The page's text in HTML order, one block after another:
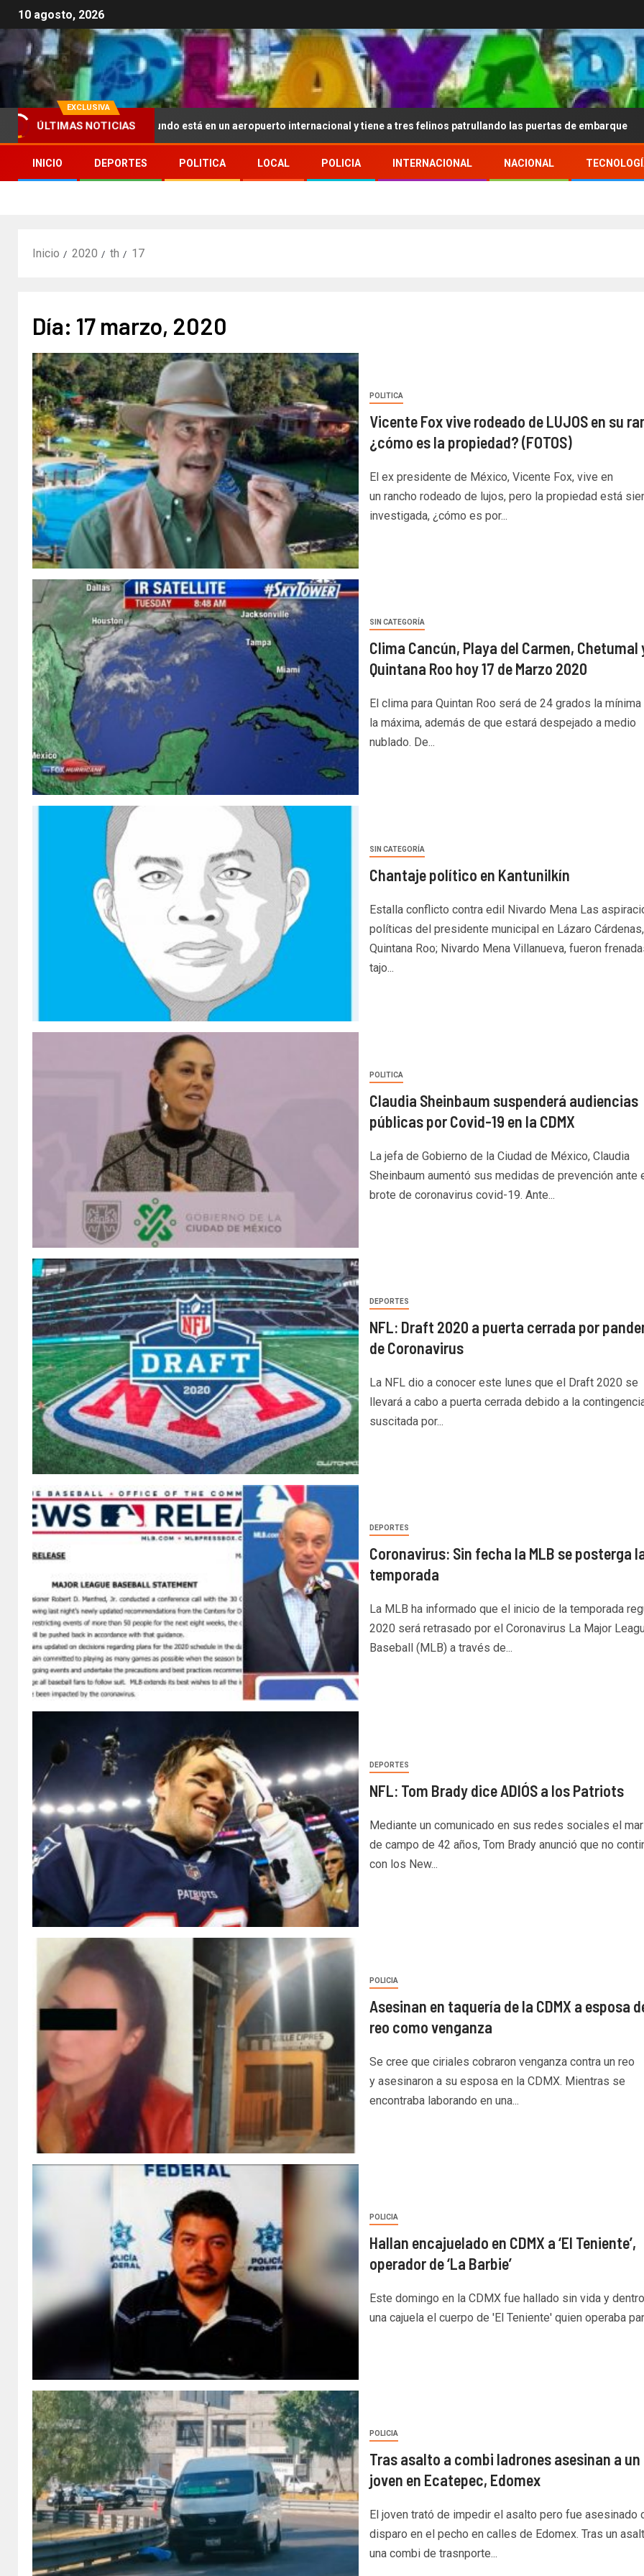
10 agosto, 2026
EXCLUSIVA
ÚLTIMAS NOTICIAS
viral del mundo está en un aeropuerto internacional y tiene a tres felinos patrullando las puertas de embarque Aldo
INICIO DEPORTES POLITICA LOCAL POLICIA INTERNACIONAL NACIONAL
Inicio 2020 th 17
Día: 17 marzo, 2020
POLITICA
Vicente Fox vive rodeado de LUJOS en su
¿cómo es la propiedad? (FOTOS)
El ex presidente de México, Vicente Fox, vive en
un rancho rodeado de lujos, pero la propiedad está
investigada, ¿cómo es por...
SIN CATEGORÍA
Clima Cancún, Playa del Carmen, Chetumal
Quintana Roo hoy 17 de Marzo 2020
El clima para Quintan Roo será de 24 grados la mínima
la máxima, además de que estará despejado a medio
nublado. De...
SIN CATEGORÍA
Chantaje político en Kantunilkín
Estalla conflicto contra edil Nivardo Mena Las
políticas del presidente municipal en Lázaro Cárdenas,
Quintana Roo; Nivardo Mena Villanueva, fueron
tajo...
POLITICA
Claudia Sheinbaum suspenderá audiencias
públicas por Covid-19 en la CDMX
La jefa de Gobierno de la Ciudad de México, Claudia
Sheinbaum aumentó sus medidas de prevención ante
brote de coronavirus covid-19. Ante...
DEPORTES
NFL: Draft 2020 a puerta cerrada por
de Coronavirus
La NFL dio a conocer este lunes que el Draft 2020 se
llevará a cabo a puerta cerrada debido a la
suscitada por...
DEPORTES
Coronavirus: Sin fecha la MLB se posterga
temporada
La MLB ha informado que el inicio de la temporada
2020 será retrasado por el Coronavirus La Major
Baseball (MLB) a través de...
DEPORTES
NFL: Tom Brady dice ADIÓS a los Patriots
Mediante un comunicado en sus redes sociales el
de campo de 42 años, Tom Brady anunció que no
con los New...
POLICIA
Asesinan en taquería de la CDMX a esposa
reo como venganza
Se cree que ciriales cobraron venganza contra un reo
y asesinaron a su esposa en la CDMX. Mientras se
encontraba laborando en una...
POLICIA
Hallan encajuelado en CDMX a ‘El Teniente’,
operador de ‘La Barbie’
Este domingo en la CDMX fue hallado sin vida y
una cajuela el cuerpo de 'El Teniente' quien operaba
POLICIA
Tras asalto a combi ladrones asesinan a un
joven en Ecatepec, Edomex
El joven trató de impedir el asalto pero fue asesinado
disparo en el pecho en calles de Edomex. Tras un
una combi de trasnporte...